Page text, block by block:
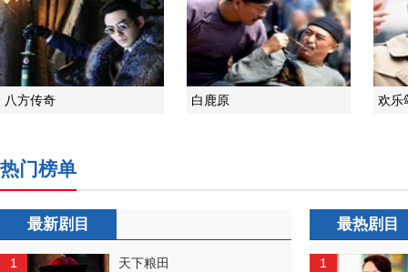
八方传奇 白鹿原 欢乐
热门榜单
最新剧目
1 天下粮田
最热剧目
1